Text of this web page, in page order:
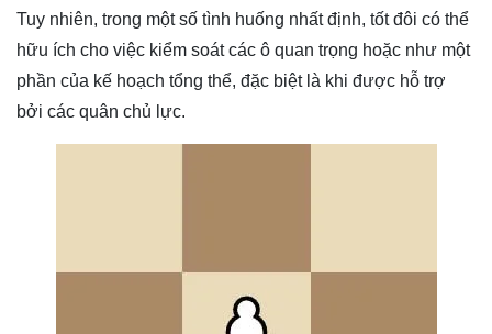
Tuy nhiên, trong một số tình huống nhất định, tốt đôi có thể
hữu ích cho việc kiểm soát các ô quan trọng hoặc như một
phần của kế hoạch tổng thể, đặc biệt là khi được hỗ trợ
bởi các quân chủ lực.